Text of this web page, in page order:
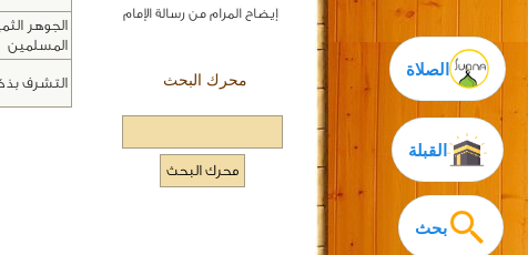
بحث
الصلاة
إيضاح المرام من رسالة الإمام
محرك البحث
القبلة
الجوهر
المسلمين
التشرف